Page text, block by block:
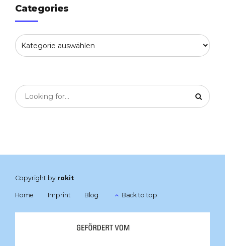
Categories
Copyright by rokit
Home Imprint Blog Back to top